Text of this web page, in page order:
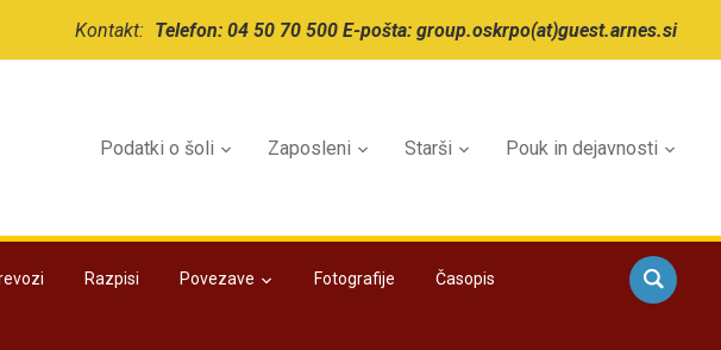
Kontakt: Telefon: 04 50 70 500 E-pošta: group.oskrpo(at)guest.arnes.si
Podatki o šoli Zaposleni Starši Pouk in dejavnosti
Razpisi Povezave Fotografije Časopis